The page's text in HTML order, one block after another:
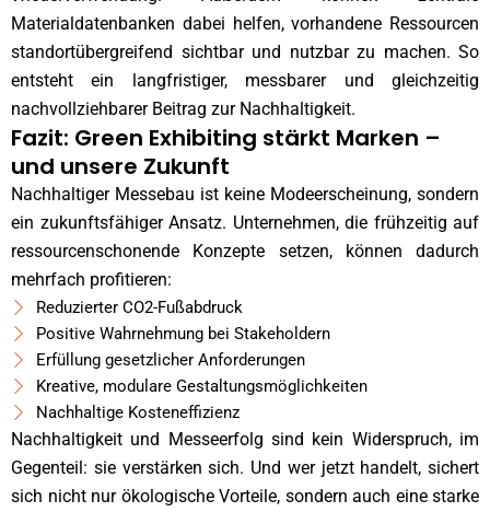
Materialdatenbanken dabei helfen, vorhandene Ressourcen
standortübergreifend sichtbar und nutzbar zu machen. So
entsteht ein langfristiger, messbarer und gleichzeitig
nachvollziehbarer Beitrag zur Nachhaltigkeit.
Fazit: Green Exhibiting stärkt Marken –
und unsere Zukunft
Nachhaltiger Messebau ist keine Modeerscheinung, sondern
ein zukunftsfähiger Ansatz. Unternehmen, die frühzeitig auf
ressourcenschonende Konzepte setzen, können dadurch
mehrfach profitieren:
Reduzierter CO2-Fußabdruck
Positive Wahrnehmung bei Stakeholdern
Erfüllung gesetzlicher Anforderungen
Kreative, modulare Gestaltungsmöglichkeiten
Nachhaltige Kosteneffizienz
Nachhaltigkeit und Messeerfolg sind kein Widerspruch, im
Gegenteil: sie verstärken sich. Und wer jetzt handelt, sichert
sich nicht nur ökologische Vorteile, sondern auch eine starke